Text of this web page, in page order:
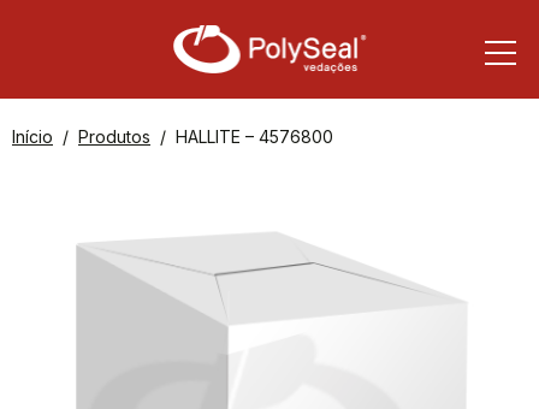
Início Produtos HALLITE – 4576800